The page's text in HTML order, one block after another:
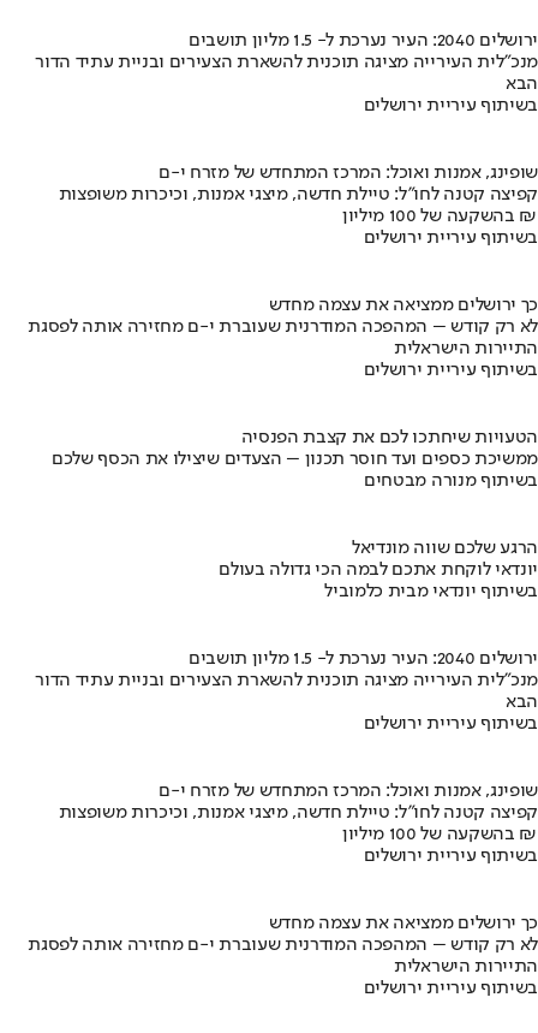
ירושלים 2040: העיר נערכת ל- 1.5 מליון תושבים
מנכ"לית העירייה מציגה תוכנית להשארת הצעירים ובניית עתיד הדור
הבא
בשיתוף עיריית ירושלים
שופינג, אמנות ואוכל: המרכז המתחדש של מזרח י-ם
קפיצה קטנה לחו"ל: טיילת חדשה, מיצגי אמנות, וכיכרות משופצות
בהשקעה של 100 מיליון ₪
בשיתוף עיריית ירושלים
כך ירושלים ממציאה את עצמה מחדש
לא רק קודש – המהפכה המודרנית שעוברת י-ם מחזירה אותה לפסגת
התיירות הישראלית
בשיתוף עיריית ירושלים
הטעויות שיחתכו לכם את קצבת הפנסיה
ממשיכת כספים ועד חוסר תכנון – הצעדים שיצילו את הכסף שלכם
בשיתוף מנורה מבטחים
הרגע שלכם שווה מונדיאל
יונדאי לוקחת אתכם לבמה הכי גדולה בעולם
בשיתוף יונדאי מבית כלמוביל
ירושלים 2040: העיר נערכת ל- 1.5 מליון תושבים
מנכ"לית העירייה מציגה תוכנית להשארת הצעירים ובניית עתיד הדור
הבא
בשיתוף עיריית ירושלים
שופינג, אמנות ואוכל: המרכז המתחדש של מזרח י-ם
קפיצה קטנה לחו"ל: טיילת חדשה, מיצגי אמנות, וכיכרות משופצות
בהשקעה של 100 מיליון ₪
בשיתוף עיריית ירושלים
כך ירושלים ממציאה את עצמה מחדש
לא רק קודש – המהפכה המודרנית שעוברת י-ם מחזירה אותה לפסגת
התיירות הישראלית
בשיתוף עיריית ירושלים